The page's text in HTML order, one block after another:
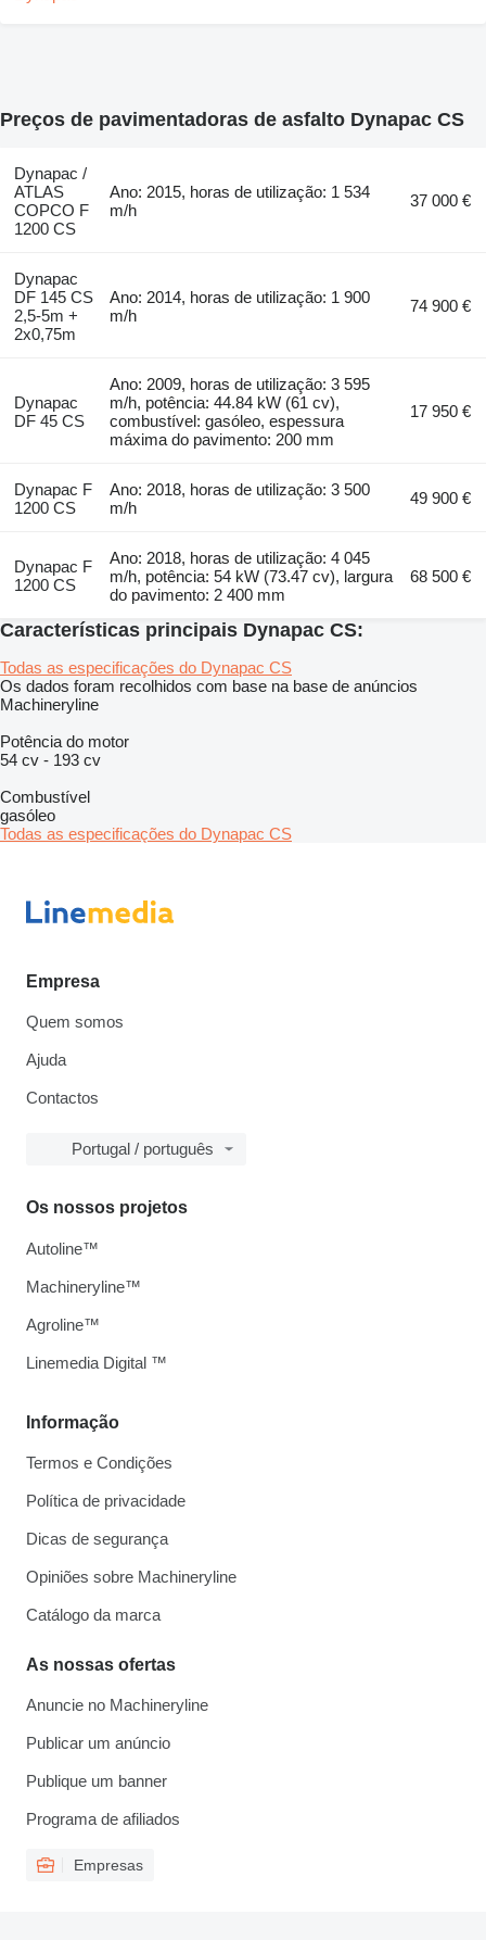
Preços de pavimentadoras de asfalto Dynapac CS
Dynapac /
ATLAS
COPCO F
1200 CS
Ano: 2015, horas de utilização: 1 534
m/h
37 000 €
Dynapac
DF 145 CS
2,5-5m +
2x0,75m
Ano: 2014, horas de utilização: 1 900
m/h
74 900 €
Dynapac
DF 45 CS
Ano: 2009, horas de utilização: 3 595
m/h, potência: 44.84 kW (61 cv),
combustível: gasóleo, espessura
máxima do pavimento: 200 mm
17 950 €
Dynapac F
1200 CS
Ano: 2018, horas de utilização: 3 500
m/h
49 900 €
Dynapac F
1200 CS
Ano: 2018, horas de utilização: 4 045
m/h, potência: 54 kW (73.47 cv), largura
do pavimento: 2 400 mm
68 500 €
Características principais Dynapac CS:
Todas as especificações do Dynapac CS
Os dados foram recolhidos com base na base de anúncios
Machineryline
Potência do motor
54 cv - 193 cv
Combustível
gasóleo
Todas as especificações do Dynapac CS
Empresa
Quem somos
Ajuda
Contactos
Portugal / português
Informação
Termos e Condições
Política de privacidade
Dicas de segurança
Opiniões sobre Machineryline
Catálogo da marca
As nossas ofertas
Anuncie no Machineryline
Publicar um anúncio
Publique um banner
Programa de afiliados
Empresas
Os nossos projetos
Autoline™
Machineryline™
Agroline™
Linemedia Digital ™